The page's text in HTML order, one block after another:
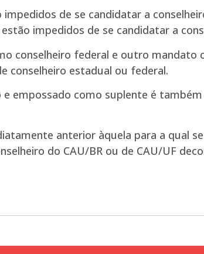
de se candidatar a
impedidos de se candidatar a
conselheiro federal e outro mandato
conselheiro estadual ou federal.
empossado como suplente é
anterior àquela para a qual
do CAU/BR ou de CAU/UF